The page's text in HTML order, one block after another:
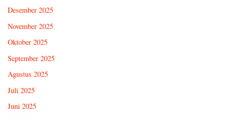
Desember 2025
November 2025
Oktober 2025
September 2025
Agustus 2025
Juli 2025
Juni 2025